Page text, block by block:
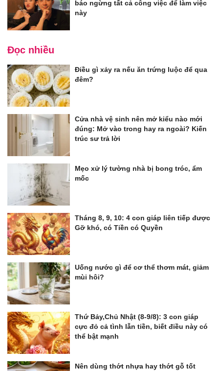
báo ngừng tất cả công việc để làm việc
này
Đọc nhiều
Điều gì xảy ra nếu ăn trứng luộc để qua
đêm?
Cửa nhà vệ sinh nên mở kiểu nào mới
đúng: Mở vào trong hay ra ngoài? Kiến
trúc sư trả lời
Mẹo xử lý tường nhà bị bong tróc, ẩm
mốc
Tháng 8, 9, 10: 4 con giáp liên tiếp được
Gỡ khó, có Tiền có Quyền
Uống nước gì để cơ thể thơm mát, giảm
mùi hôi?
Thứ Bảy,Chủ Nhật (8-9/8): 3 con giáp
cực đỏ cả tình lẫn tiền, biết điều này có
thể bật mạnh
Nên dùng thớt nhựa hay thớt gỗ tốt